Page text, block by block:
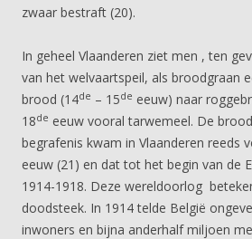
zwaar bestraft (20).
In geheel Vlaanderen ziet men , ten
van het welvaartspeil, als broodgraan
brood (14de – 15de eeuw) naar
18de eeuw vooral tarwemeel. De
begrafenis kwam in Vlaanderen reeds
eeuw (21) en dat tot het begin van de
1914-1918. Deze wereldoorlog
doodsteek. In 1914 telde België
inwoners en bijna anderhalf miljoen